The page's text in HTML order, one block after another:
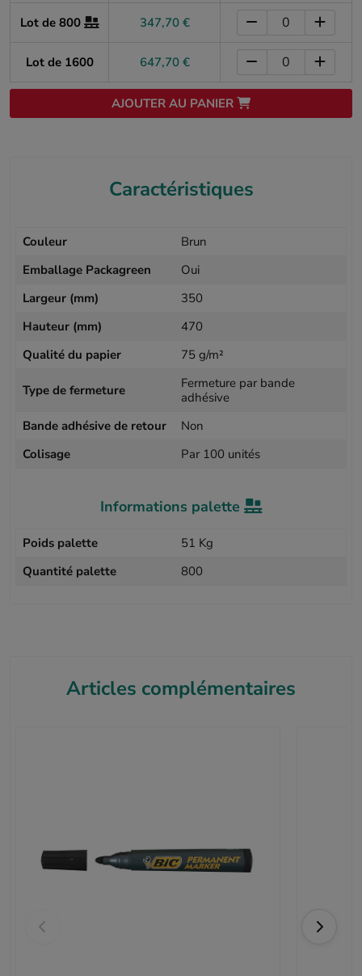
Lot de 800 347,70 €
Lot de 1600 647,70 €
AJOUTER AU PANIER
Caractéristiques
Couleur
Brun
Emballage Packagreen
Oui
Largeur (mm)
350
Hauteur (mm)
470
Qualité du papier
75 g/m²
Type de fermeture
Fermeture par bande
adhésive
Bande adhésive de retour
Non
Colisage
Par 100 unités
Informations palette
Poids palette
51 Kg
Quantité palette
800
Articles complémentaires